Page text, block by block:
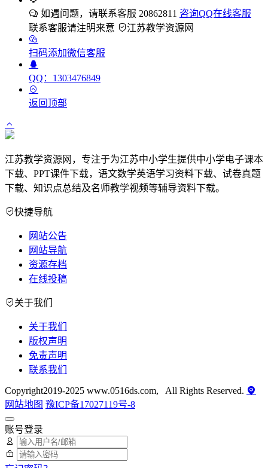
如遇问题，请联系客服 20862811 咨询QQ在线客服
联系客服请注明来意
江苏教学资源网
扫码添加微信客服
QQ：1303476849
返回顶部
江苏教学资源网，专注于为江苏中小学生提供中小学电子课本
下载、PPT课件下载，语文数学英语学习资料下载、试卷真题
下载、知识点总结及名师教学视频等辅导资料下载。
快捷导航
网站公告
网站导航
资源存档
在线投稿
关于我们
关于我们
版权声明
免责声明
联系我们
Copyright2019-2025 www.0516ds.com, All Rights Reserved.
网站地图 豫ICP备17027119号-8
账号登录